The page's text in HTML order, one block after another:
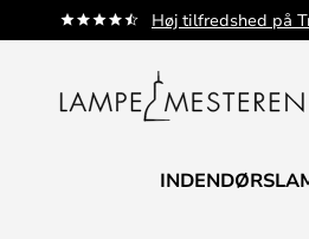
Høj tilfredshed på
Skip
to